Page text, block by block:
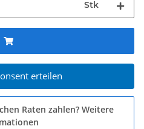
Stk
erteilen
Raten zahlen? Weitere